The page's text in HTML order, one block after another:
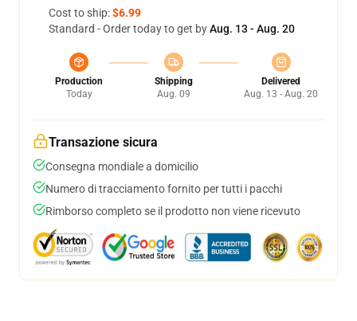
Cost to ship:$6.99
Standard - Order today to get byAug. 13 - Aug. 20
Production
Today
Shipping
Aug. 09
Delivered
Aug. 13 - Aug. 20
Transazione sicura
Consegna mondiale a domicilio
Numero di tracciamento fornito per tutti i pacchi
Rimborso completo se il prodotto non viene ricevuto